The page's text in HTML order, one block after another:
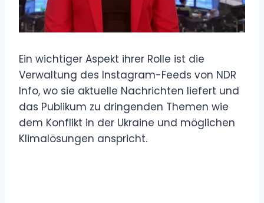
Ein wichtiger Aspekt ihrer Rolle ist die
Verwaltung des Instagram-Feeds von NDR
Info, wo sie aktuelle Nachrichten liefert und
das Publikum zu dringenden Themen wie
dem Konflikt in der Ukraine und möglichen
Klimalösungen anspricht.